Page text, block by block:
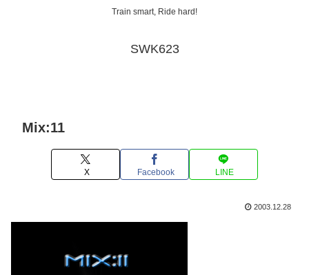
Train smart, Ride hard!
SWK623
Mix:11
X Facebook LINE
2003.12.28